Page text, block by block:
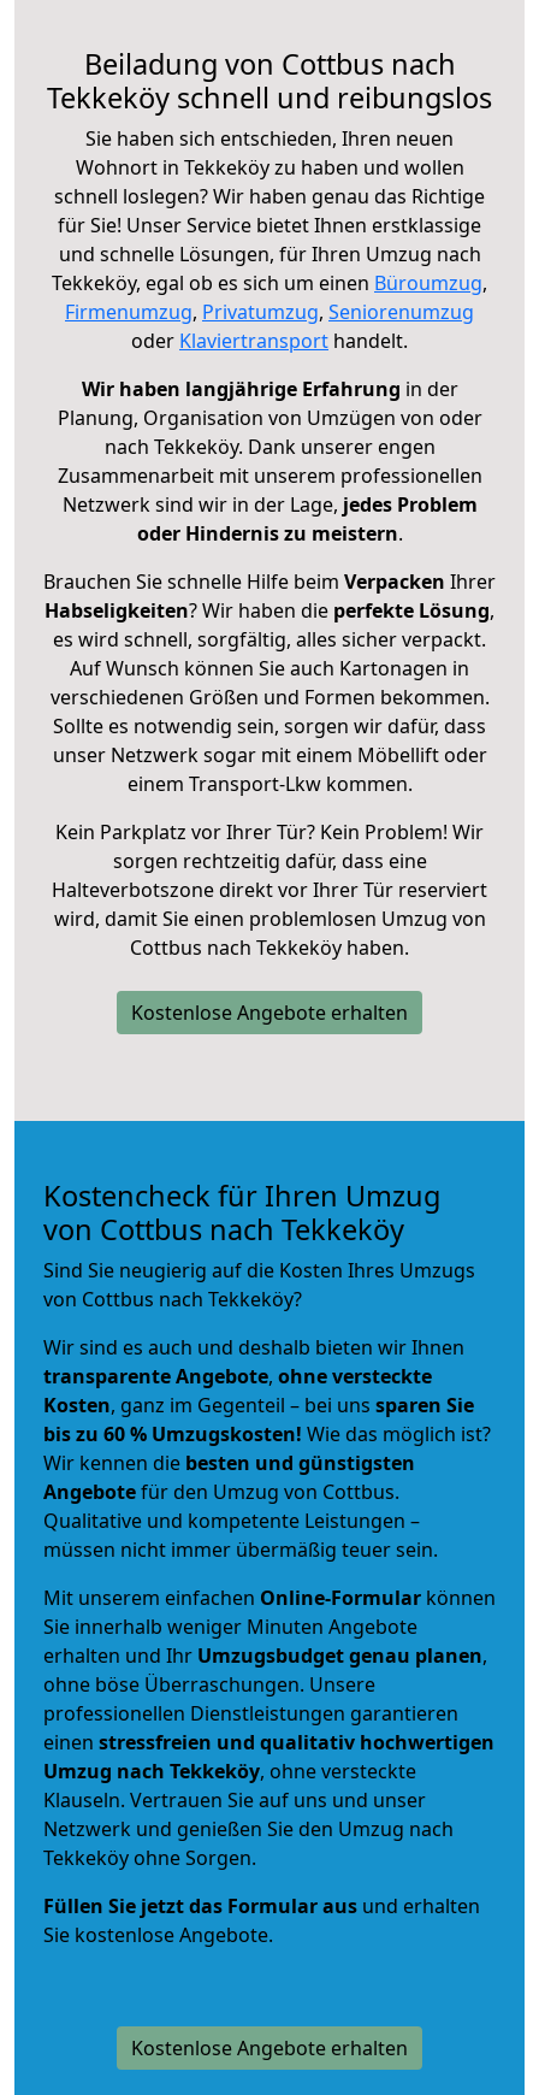
Beiladung von Cottbus nach
Tekkeköy schnell und reibungslos
Sie haben sich entschieden, Ihren neuen
Wohnort in Tekkeköy zu haben und wollen
schnell loslegen? Wir haben genau das Richtige
für Sie! Unser Service bietet Ihnen erstklassige
und schnelle Lösungen, für Ihren Umzug nach
Tekkeköy, egal ob es sich um einen Büroumzug,
Firmenumzug, Privatumzug, Seniorenumzug
oder Klaviertransport handelt.
Wir haben langjährige Erfahrung in der
Planung, Organisation von Umzügen von oder
nach Tekkeköy. Dank unserer engen
Zusammenarbeit mit unserem professionellen
Netzwerk sind wir in der Lage, jedes Problem
oder Hindernis zu meistern.
Brauchen Sie schnelle Hilfe beim Verpacken Ihrer
Habseligkeiten? Wir haben die perfekte Lösung,
es wird schnell, sorgfältig, alles sicher verpackt.
Auf Wunsch können Sie auch Kartonagen in
verschiedenen Größen und Formen bekommen.
Sollte es notwendig sein, sorgen wir dafür, dass
unser Netzwerk sogar mit einem Möbellift oder
einem Transport-Lkw kommen.
Kein Parkplatz vor Ihrer Tür? Kein Problem! Wir
sorgen rechtzeitig dafür, dass eine
Halteverbotszone direkt vor Ihrer Tür reserviert
wird, damit Sie einen problemlosen Umzug von
Cottbus nach Tekkeköy haben.
Kostenlose Angebote erhalten
Kostencheck für Ihren Umzug
von Cottbus nach Tekkeköy
Sind Sie neugierig auf die Kosten Ihres Umzugs
von Cottbus nach Tekkeköy?
Wir sind es auch und deshalb bieten wir Ihnen
transparente Angebote, ohne versteckte
Kosten, ganz im Gegenteil – bei uns sparen Sie
bis zu 60 % Umzugskosten! Wie das möglich ist?
Wir kennen die besten und günstigsten
Angebotefür den Umzug von Cottbus.
Qualitative und kompetente Leistungen –
müssen nicht immer übermäßig teuer sein.
Mit unserem einfachen Online-Formular können
Sie innerhalb weniger Minuten Angebote
erhalten und Ihr Umzugsbudgetgenau planen,
ohne böse Überraschungen. Unsere
professionellen Dienstleistungen garantieren
einen stressfreien und qualitativ hochwertigen
Umzug nach Tekkeköy, ohne versteckte
Klauseln. Vertrauen Sie auf uns und unser
Netzwerk und genießen Sie den Umzug nach
Tekkeköy ohne Sorgen.
Füllen Sie jetzt das Formular aus und erhalten
Sie kostenlose Angebote.
Kostenlose Angebote erhalten